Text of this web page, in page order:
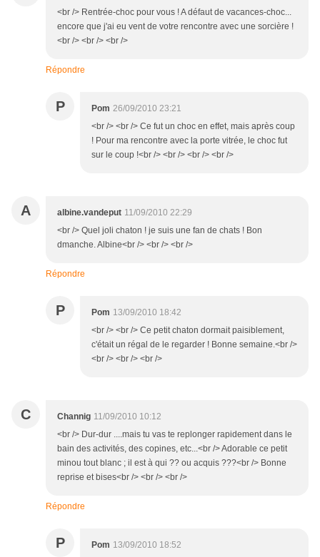
<br /> Rentrée-choc pour vous ! A défaut de vacances-choc...
encore que j'ai eu vent de votre rencontre avec une sorcière !
<br /> <br /> <br />
Répondre
P Pom 26/09/2010 23:21
<br /> <br /> Ce fut un choc en effet, mais après coup
! Pour ma rencontre avec la porte vitrée, le choc fut
sur le coup !<br /> <br /> <br /> <br />
A albine.vandeput 11/09/2010 22:29
<br /> Quel joli chaton ! je suis une fan de chats ! Bon
dmanche. Albine<br /> <br /> <br />
Répondre
P Pom 13/09/2010 18:42
<br /> <br /> Ce petit chaton dormait paisiblement,
c'était un régal de le regarder ! Bonne semaine.<br />
<br /> <br /> <br />
C Channig 11/09/2010 10:12
<br /> Dur-dur ....mais tu vas te replonger rapidement dans le
bain des activités, des copines, etc...<br /> Adorable ce petit
minou tout blanc ; il est à qui ?? ou acquis ???<br /> Bonne
reprise et bises<br /> <br /> <br />
Répondre
P Pom 13/09/2010 18:52